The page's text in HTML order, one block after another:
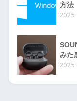
方法
みた